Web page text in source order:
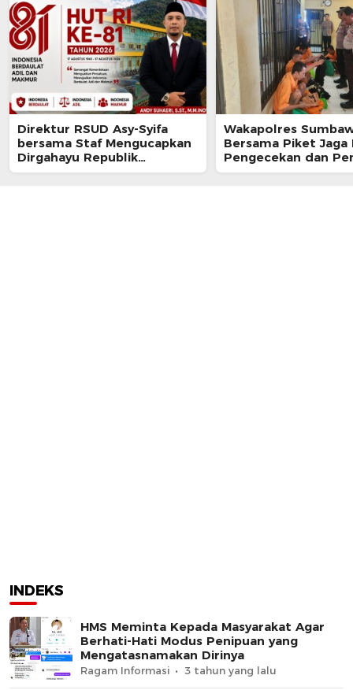
Direktur RSUD Asy-Syifa
bersama Staf Mengucapkan
Dirgahayu Republik
Indonesia ke-81
Wakapolres
Bersama Piket Jaga
Pengecekan dan
Warga Rutan Polres
INDEKS
HMS Meminta Kepada Masyarakat Agar
Berhati-Hati Modus Penipuan yang
Mengatasnamakan Dirinya
Ragam Informasi 3 tahun yang lalu